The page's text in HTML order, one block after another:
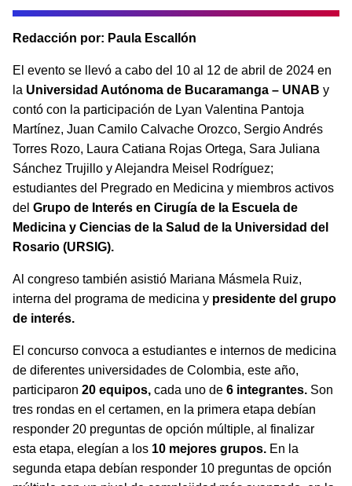
Redacción por: Paula Escallón
El evento se llevó a cabo del 10 al 12 de abril de 2024 en
la Universidad Autónoma de Bucaramanga – UNAB y
contó con la participación de Lyan Valentina Pantoja
Martínez, Juan Camilo Calvache Orozco, Sergio Andrés
Torres Rozo, Laura Catiana Rojas Ortega, Sara Juliana
Sánchez Trujillo y Alejandra Meisel Rodríguez;
estudiantes del Pregrado en Medicina y miembros activos
del Grupo de Interés en Cirugía de la Escuela de
Medicina y Ciencias de la Salud de la Universidad del
Rosario (URSIG).
Al congreso también asistió Mariana Másmela Ruiz,
interna del programa de medicina y presidente del grupo
de interés.
El concurso convoca a estudiantes e internos de medicina
de diferentes universidades de Colombia, este año,
participaron 20 equipos, cada uno de 6 integrantes. Son
tres rondas en el certamen, en la primera etapa debían
responder 20 preguntas de opción múltiple, al finalizar
esta etapa, elegían a los 10 mejores grupos. En la
segunda etapa debían responder 10 preguntas de opción